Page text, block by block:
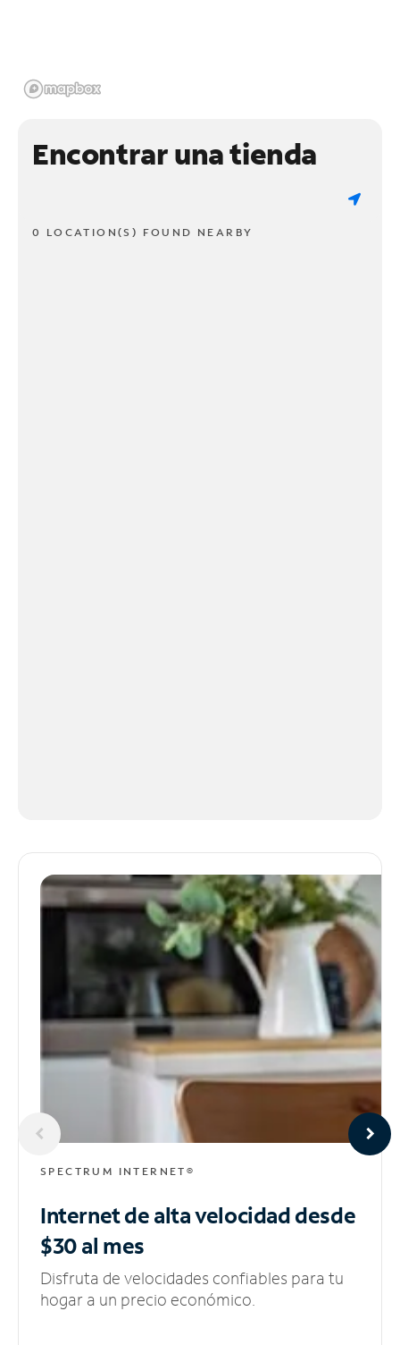
Encontrar una tienda
0 LOCATION(S) FOUND NEARBY
SPECTRUM INTERNET®
Internet de alta velocidaddesde
$30 al mes
Disfruta de velocidades confiables para tu
hogar a un precio económico.